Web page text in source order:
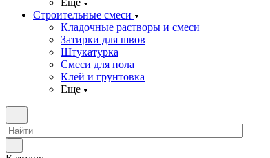
Еще
Строительные смеси
Кладочные растворы и смеси
Затирки для швов
Штукатурка
Смеси для пола
Клей и грунтовка
Еще